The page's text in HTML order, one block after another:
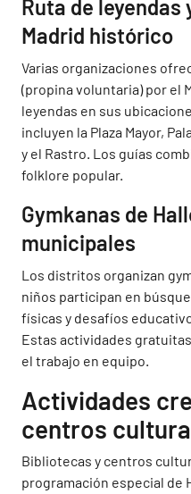
Ruta de leyendas
Madrid histórico
Varias organizaciones
(propina voluntaria) por el
leyendas en sus
incluyen la Plaza Mayor,
y el Rastro. Los guías
folklore popular.
Gymkanas de
municipales
Los distritos organizan
niños participan en
físicas y desafíos
Estas actividades
el trabajo en equipo.
Actividades
centros
Bibliotecas y centros
programación especial de